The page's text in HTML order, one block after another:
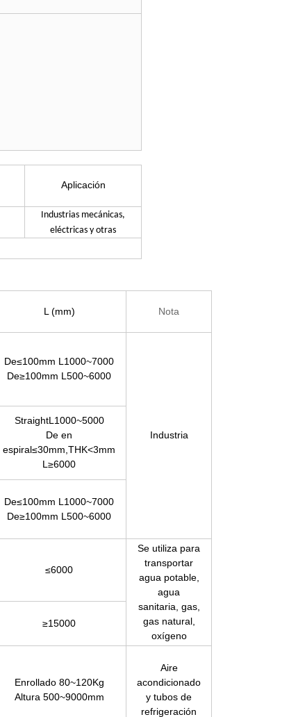
Aplicación
Industrias mecánicas,
eléctricas y otras
L (mm)
Nota
De≤100mm L1000~7000
De≥100mm L500~6000
Industria
StraightL1000~5000
De en
espiral≤30mm,THK<3mm
L≥6000
De≤100mm L1000~7000
De≥100mm L500~6000
≤6000
Se utiliza para
transportar
agua potable,
agua
sanitaria, gas,
gas natural,
oxígeno
≥15000
Enrollado 80~120Kg
Altura 500~9000mm
Aire
acondicionado
y tubos de
refrigeración